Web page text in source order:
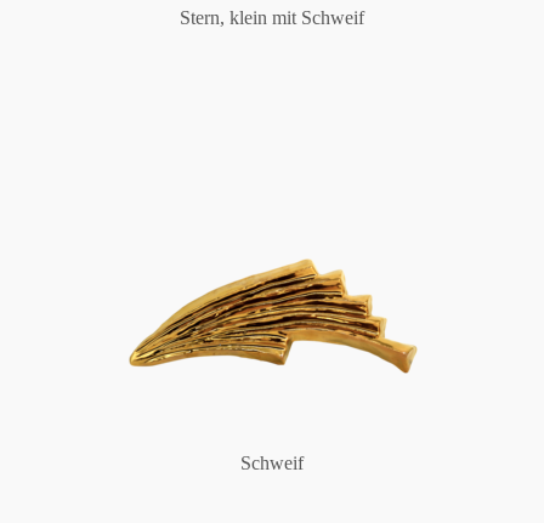
Stern, klein mit Schweif
Schweif